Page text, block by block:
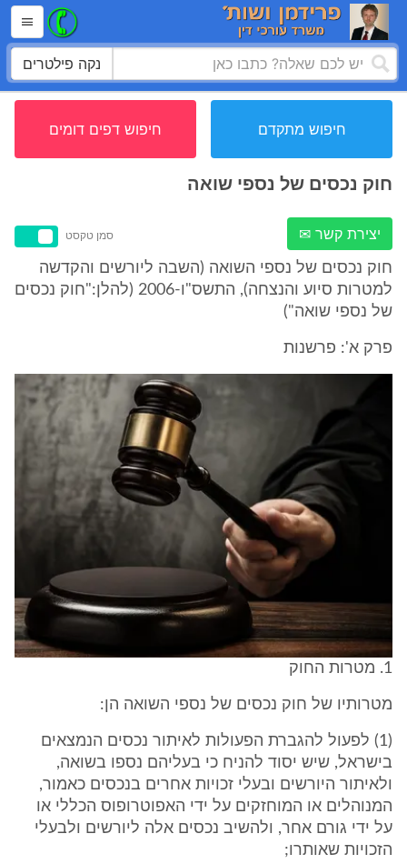
נקה פילטרים
חיפוש מתקדם חיפוש דפים דומים
חוק נכסים של נספי שואה
יצירת קשר ✉ סמן טקסט
חוק נכסים של נספי השואה (השבה ליורשים והקדשה
למטרות סיוע והנצחה), התשס"ו-2006 (להלן:"חוק נכסים
של נספי שואה")
פרק א': פרשנות
1. מטרות החוק
מטרותיו של חוק נכסים של נספי השואה הן:
(1) לפעול להגברת הפעולות לאיתור נכסים הנמצאים
בישראל, שיש יסוד להניח כי בעליהם נספו בשואה,
ולאיתור היורשים ובעלי זכויות אחרים בנכסים כאמור,
המנוהלים או המוחזקים על ידי האפוטרופוס הכללי או
על ידי גורם אחר, ולהשיב נכסים אלה ליורשים ולבעלי
הזכויות שאותרו;